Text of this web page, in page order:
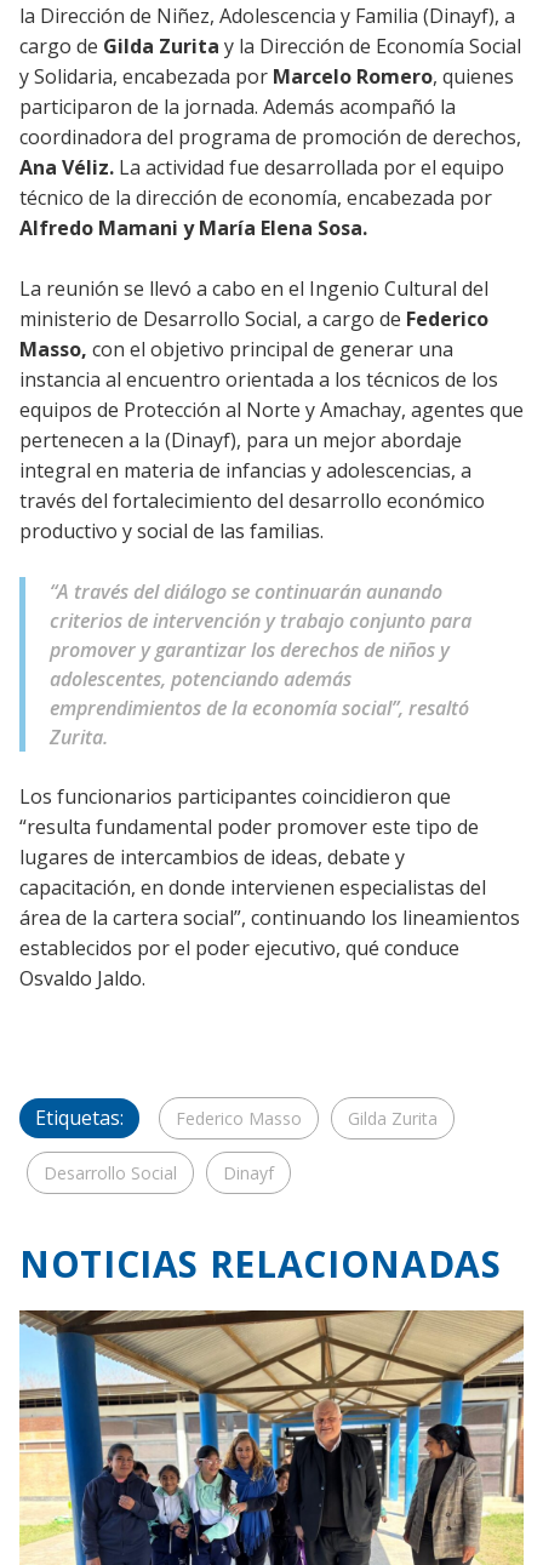
la Dirección de Niñez, Adolescencia y Familia (Dinayf), a
cargo de Gilda Zurita y la Dirección de Economía Social
y Solidaria, encabezada por Marcelo Romero, quienes
participaron de la jornada. Además acompañó la
coordinadora del programa de promoción de derechos,
Ana Véliz. La actividad fue desarrollada por el equipo
técnico de la dirección de economía, encabezada por
Alfredo Mamani y María Elena Sosa.
La reunión se llevó a cabo en el Ingenio Cultural del
ministerio de Desarrollo Social, a cargo de Federico
Masso, con el objetivo principal de generar una
instancia al encuentro orientada a los técnicos de los
equipos de Protección al Norte y Amachay, agentes que
pertenecen a la (Dinayf), para un mejor abordaje
integral en materia de infancias y adolescencias, a
través del fortalecimiento del desarrollo económico
productivo y social de las familias.
“A través del diálogo se continuarán aunando
criterios de intervención y trabajo conjunto para
promover y garantizar los derechos de niños y
adolescentes, potenciando además
emprendimientos de la economía social”, resaltó
Zurita.
Los funcionarios participantes coincidieron que
“resulta fundamental poder promover este tipo de
lugares de intercambios de ideas, debate y
capacitación, en donde intervienen especialistas del
área de la cartera social”, continuando los lineamientos
establecidos por el poder ejecutivo, qué conduce
Osvaldo Jaldo.
Etiquetas: Federico Masso Gilda Zurita
Desarrollo Social Dinayf
NOTICIAS RELACIONADAS